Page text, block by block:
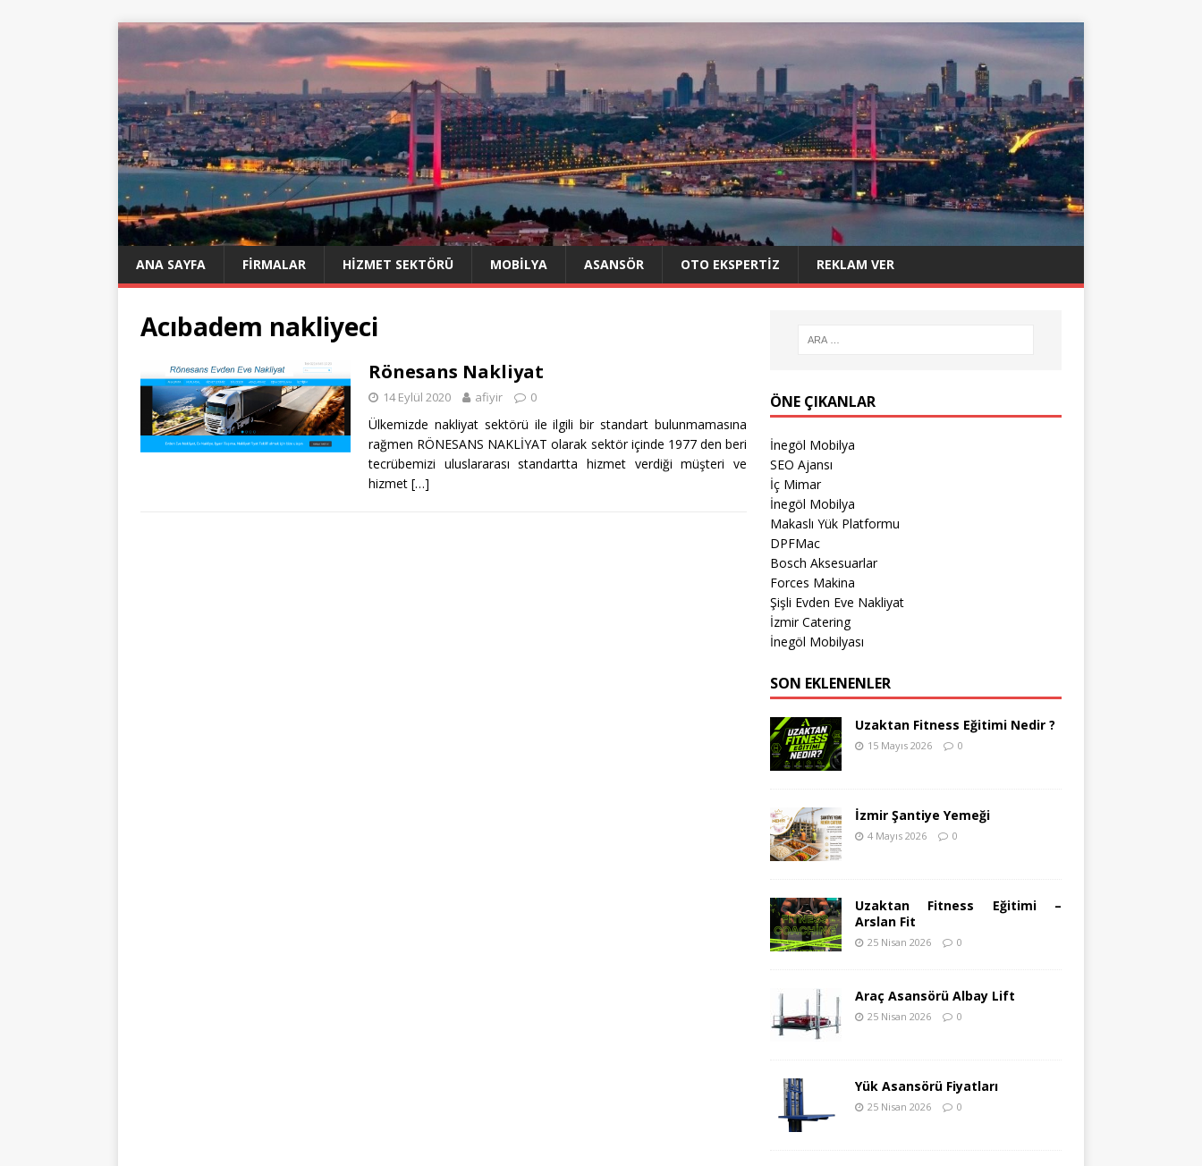
ANA SAYFA FIRMALAR HIZMET SEKTÖRÜ MOBILYA ASANSÖR OTO EKSPERTIZ REKLAM VER
Acıbadem nakliyeci
Rönesans Nakliyat
14 Eylül 2020 afiyir 0
Ülkemizde nakliyat sektörü ile ilgili bir standart bulunmamasına
rağmen RÖNESANS NAKLİYAT olarak sektör içinde 1977 den beri
tecrübemizi uluslararası standartta hizmet verdiği müşteri ve
hizmet […]
ÖNE ÇIKANLAR
İnegöl Mobilya
SEO Ajansı
İç Mimar
İnegöl Mobilya
Makaslı Yük Platformu
DPFMac
Bosch Aksesuarlar
Forces Makina
Şişli Evden Eve Nakliyat
İzmir Catering
İnegöl Mobilyası
SON EKLENENLER
Uzaktan Fitness Eğitimi Nedir ?
15 Mayıs 2026 0
İzmir Şantiye Yemeği
4 Mayıs 2026 0
Uzaktan Fitness Eğitimi –
Arslan Fit
25 Nisan 2026 0
Araç Asansörü Albay Lift
25 Nisan 2026 0
Yük Asansörü Fiyatları
25 Nisan 2026 0